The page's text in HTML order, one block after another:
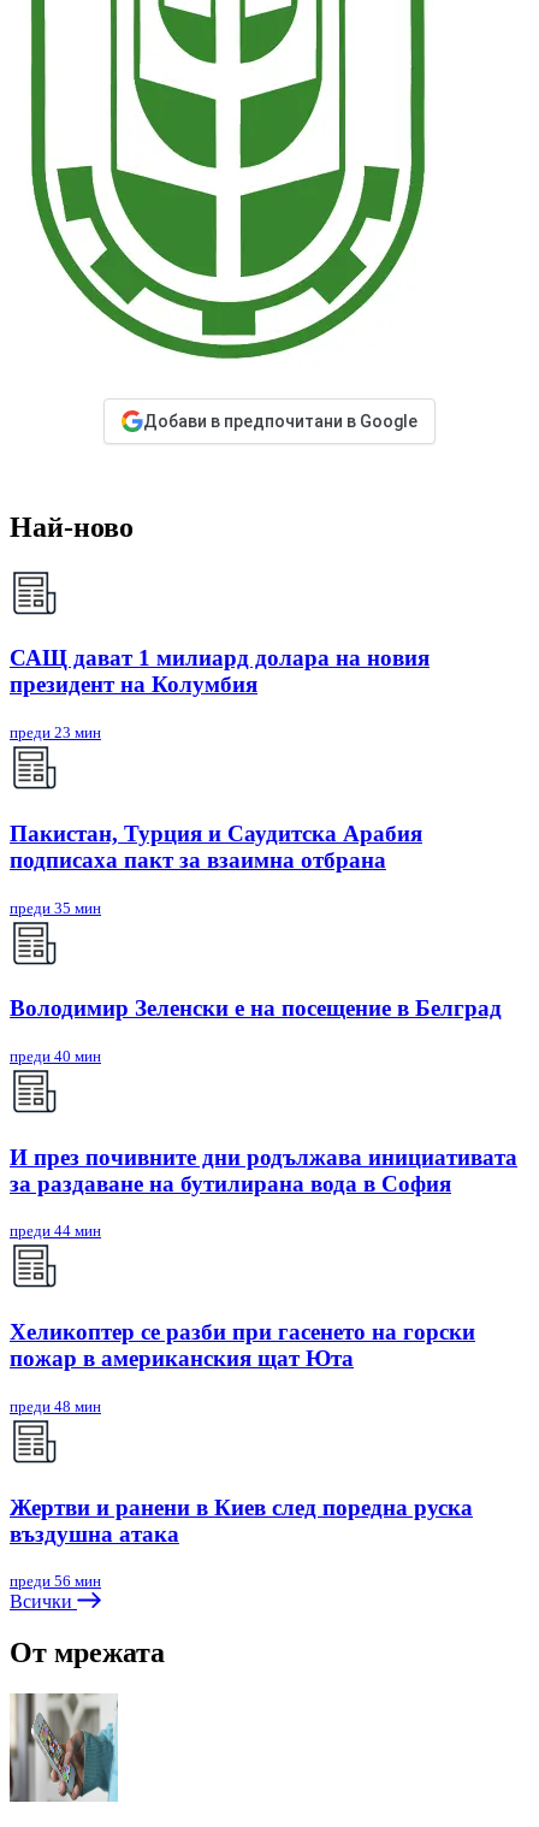
Добави в предпочитани в Google
Най-ново
САЩ дават 1 милиард долара на новия
президент на Колумбия
преди 23 мин
Пакистан, Турция и Саудитска Арабия
подписаха пакт за взаимна отбрана
преди 35 мин
Володимир Зеленски е на посещение в Белград
преди 40 мин
И през почивните дни родължава инициативата
за раздаване на бутилирана вода в София
преди 44 мин
Хеликоптер се разби при гасенето на горски
пожар в американския щат Юта
преди 48 мин
Жертви и ранени в Киев след поредна руска
въздушна атака
преди 56 мин
Всички
От мрежата